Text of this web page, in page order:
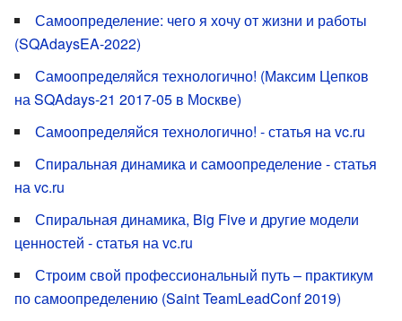
Самоопределение: чего я хочу от жизни и работы
(SQAdaysEA-2022)
Самоопределяйся технологично! (Максим Цепков
на SQAdays-21 2017-05 в Москве)
Самоопределяйся технологично! - статья на vc.ru
Спиральная динамика и самоопределение - статья
на vc.ru
Спиральная динамика, Big Five и другие модели
ценностей - статья на vc.ru
Строим свой профессиональный путь – практикум
по самоопределению (Saint TeamLeadConf 2019)